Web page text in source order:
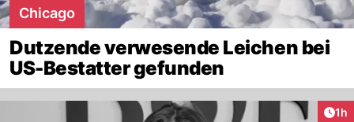
Chicago
Dutzende verwesende Leichen bei
US-Bestatter gefunden
1h